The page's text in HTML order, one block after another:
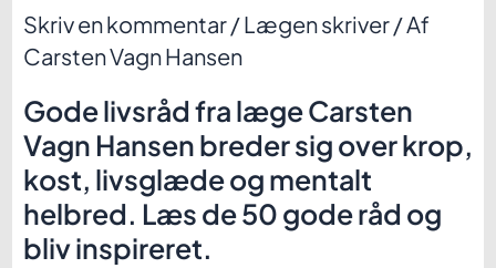
Skriv en kommentar/Lægen skriver/ Af
Carsten Vagn Hansen
Gode livsråd fra læge Carsten
Vagn Hansen breder sig over krop,
kost, livsglæde og mentalt
helbred. Læs de 50 gode råd og
bliv inspireret.